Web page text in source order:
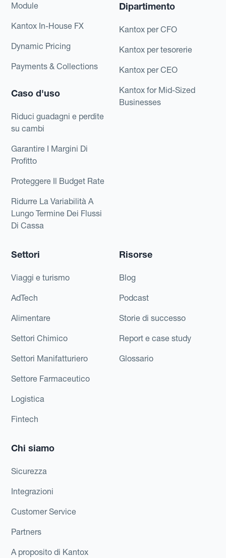
Module
Kantox In-House FX
Dynamic Pricing
Payments & Collections
Caso d'uso
Riduci guadagni e perdite
su cambi
Garantire I Margini Di
Profitto
Proteggere Il Budget Rate
Ridurre La Variabilità A
Lungo Termine Dei Flussi
Di Cassa
Dipartimento
Kantox per CFO
Kantox per tesorerie
Kantox per CEO
Kantox for Mid-Sized
Businesses
Settori
Viaggi e turismo
AdTech
Alimentare
Settori Chimico
Settori Manifatturiero
Settore Farmaceutico
Logistica
Fintech
Risorse
Blog
Podcast
Storie di successo
Report e case study
Glossario
Chi siamo
Sicurezza
Integrazioni
Customer Service
Partners
A proposito di Kantox